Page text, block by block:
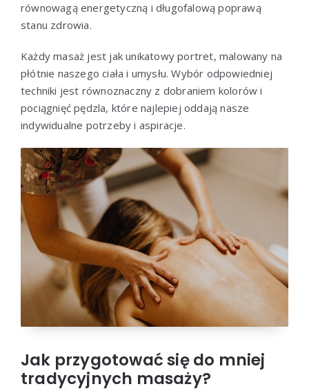
równowagą energetyczną i długofalową poprawą
stanu zdrowia.
Każdy masaż jest jak unikatowy portret, malowany na
płótnie naszego ciała i umysłu. Wybór odpowiedniej
techniki jest równoznaczny z dobraniem kolorów i
pociągnięć pędzla, które najlepiej oddają nasze
indywidualne potrzeby i aspiracje.
Jak przygotować się do mniej
tradycyjnych masaży?